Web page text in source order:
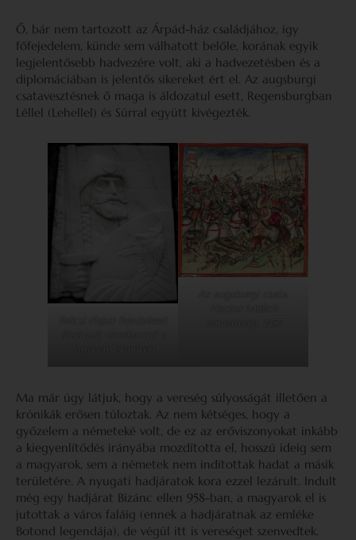
Ő, bár nem tartozott az Árpád-ház családjához, így
főfejedelem, künde sem válhatott belőle, korának egyik
legjelentősebb hadvezére volt, aki a hadvezetésben és a
diplomáciában is jelentős sikereket ért el. Az augsburgi
csatavesztésnek ő maga is áldozatul esett, Regensburgban
Léllel (Lehellel) és Súrral együtt kivégezték.
Ma már úgy látjuk, hogy a vereség súlyosságát illetően a
krónikák erősen túloztak. Az nem kétséges, hogy a
győzelem a németeké volt, de ez az erőviszonyokat inkább
a kiegyenlítődés irányába mozdította el, hosszú ideig sem
a magyarok, sem a németek nem indítottak hadat a másik
területére. A nyugati hadjáratok kora ezzel lezárult. Indult
még egy hadjárat Bizánc ellen 958-ban, a magyarok el is
jutottak a város faláig (ennek a hadjáratnak az emléke
Botond legendája), de végül itt is vereséget szenvedtek.